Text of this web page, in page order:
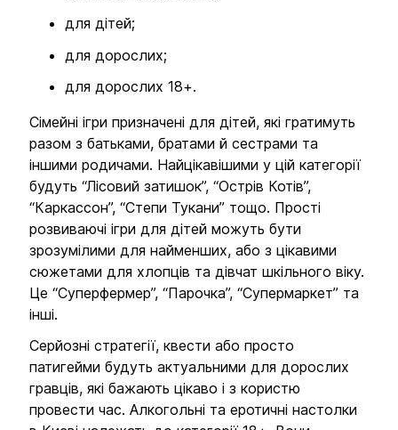
для дітей;
для дорослих;
для дорослих 18+.
Сімейні ігри призначені для дітей, які гратимуть
разом з батьками, братами й сестрами та
іншими родичами. Найцікавішими у цій категорії
будуть “Лісовий затишок”, “Острів Котів”,
“Каркассон”, “Степи Тукани” тощо. Прості
розвиваючі ігри для дітей можуть бути
зрозумілими для найменших, або з цікавими
сюжетами для хлопців та дівчат шкільного віку.
Це “Суперфермер”, “Парочка”, “Супермаркет” та
інші.
Серйозні стратегії, квести або просто
патигейми будуть актуальними для дорослих
гравців, які бажають цікаво і з користю
провести час. Алкогольні та еротичні настолки